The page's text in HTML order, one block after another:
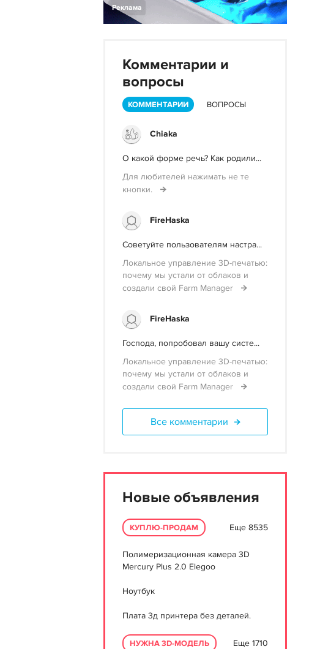
Реклама
Комментарии и
вопросы
КОММЕНТАРИИ ВОПРОСЫ
Chiaka
О какой форме речь? Как родили...
Для любителей нажимать не те
кнопки.
FireHaska
Советуйте пользователям настра...
Локальное управление 3D-печатью:
почему мы устали от облаков и
создали свой Farm Manager
FireHaska
Господа, попробовал вашу систе...
Локальное управление 3D-печатью:
почему мы устали от облаков и
создали свой Farm Manager
Все комментарии
Новые объявления
КУПЛЮ-ПРОДАМ Еще 8535
Полимеризационная камера 3D
Mercury Plus 2.0 Elegoo
Ноутбук
Плата 3д принтера без деталей.
НУЖНА 3D-МОДЕЛЬ Еще 1710